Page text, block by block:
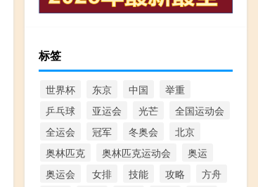
标签
世界杯 东京 中国
举重
乒乓球
亚运会 光芒
全国运动会
全运会
冠军 冬奥会
北京
奥林匹克
奥林匹克运动会
奥运
奥运会
女排 技能 攻略
方舟